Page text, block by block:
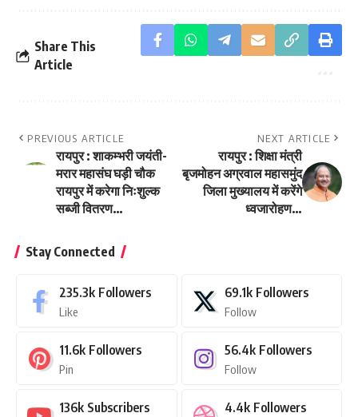
Share This
Article
PREVIOUS ARTICLE
रायपुर : शाकम्भरी जयंती-
मरार महासंघ घड़ी चौक
रायपुर में करेगा निःशुल्क
सब्जी वितरण…
NEXT ARTICLE
रायपुर : शिक्षा मंत्री
बृजमोहन अग्रवाल महासमुंद
जिला मुख्यालय में करेंगे
ध्वजारोहण…
Stay Connected
235.3k Followers
Like
69.1k Followers
Follow
11.6k Followers
Pin
56.4k Followers
Follow
136k Subscribers 4.4k Followers